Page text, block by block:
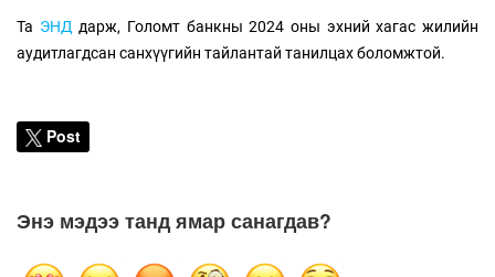
Та ЭНД дарж, Голомт банкны 2024 оны эхний хагас жилийн
аудитлагдсан санхүүгийн тайлантай танилцах боломжтой.
Post
Энэ мэдээ танд ямар санагдав?